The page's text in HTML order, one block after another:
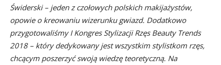
Świderski – jeden z czołowych polskich makijażystów,
opowie o kreowaniu wizerunku gwiazd. Dodatkowo
przygotowaliśmy I Kongres Stylizacji Rzęs Beauty Trends
2018 – który dedykowany jest wszystkim stylistkom rzęs,
chcącym poszerzyć swoją wiedzę teoretyczną. Na